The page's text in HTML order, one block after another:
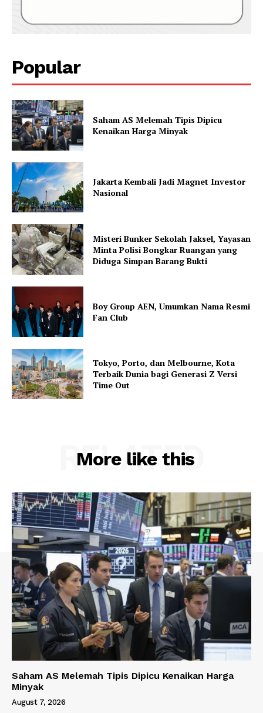
Popular
Saham AS Melemah Tipis Dipicu
Kenaikan Harga Minyak
Jakarta Kembali Jadi Magnet Investor
Nasional
Misteri Bunker Sekolah Jaksel, Yayasan
Minta Polisi Bongkar Ruangan yang
Diduga Simpan Barang Bukti
Boy Group AEN, Umumkan Nama Resmi
Fan Club
Tokyo, Porto, dan Melbourne, Kota
Terbaik Dunia bagi Generasi Z Versi
Time Out
More like this
RELATED
Saham AS Melemah Tipis Dipicu Kenaikan Harga
Minyak
August 7, 2026